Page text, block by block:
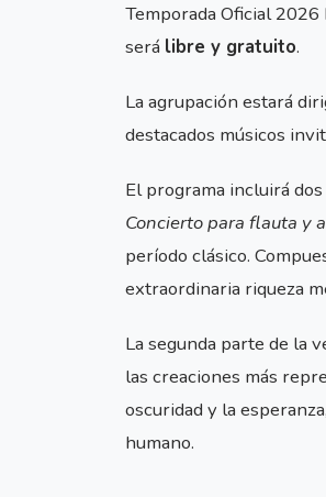
Temporada Oficial
será libre y gratuito.
La agrupación estará
destacados músicos
El programa incluirá
Concierto para flauta y
período clásico.
extraordinaria riqueza
La segunda parte de la
las creaciones más
oscuridad y la
humano.